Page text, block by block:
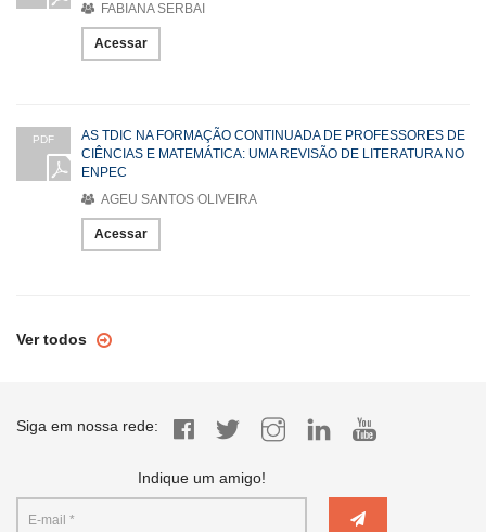
FABIANA SERBAI
Acessar
PDF
AS TDIC NA FORMAÇÃO CONTINUADA DE PROFESSORES DE
CIÊNCIAS E MATEMÁTICA: UMA REVISÃO DE LITERATURA NO
ENPEC
AGEU SANTOS OLIVEIRA
Acessar
Ver todos
Siga em nossa rede:
Indique um amigo!